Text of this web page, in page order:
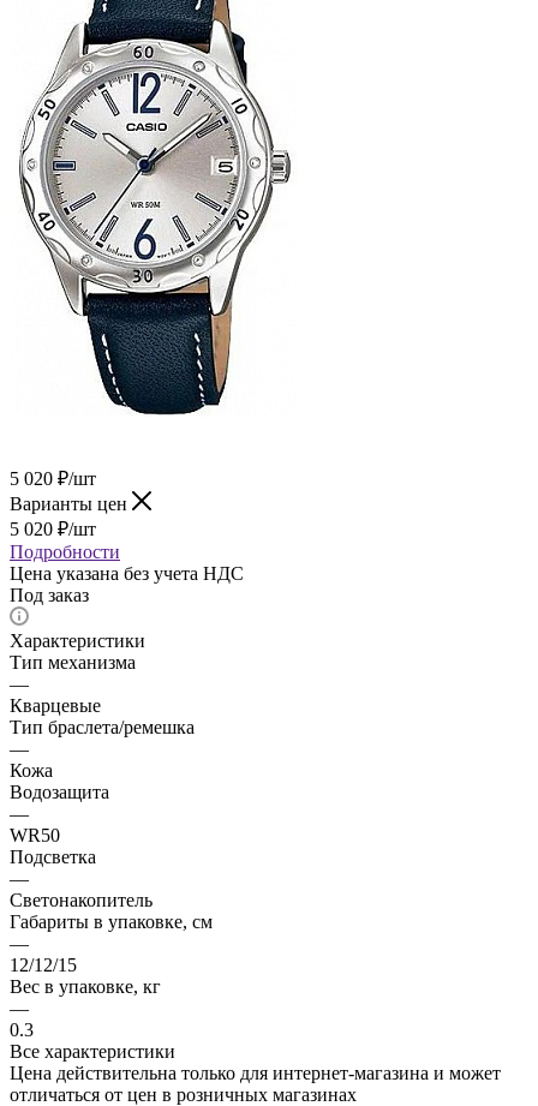
5 020 ₽/шт
Варианты цен
5 020 ₽/шт
Подробности
Цена указана без учета НДС
Под заказ
Характеристики
Тип механизма
—
Кварцевые
Тип браслета/ремешка
—
Кожа
Водозащита
—
WR50
Подсветка
—
Светонакопитель
Габариты в упаковке, см
—
12/12/15
Вес в упаковке, кг
—
0.3
Все характеристики
Цена действительна только для интернет-магазина и может
отличаться от цен в розничных магазинах